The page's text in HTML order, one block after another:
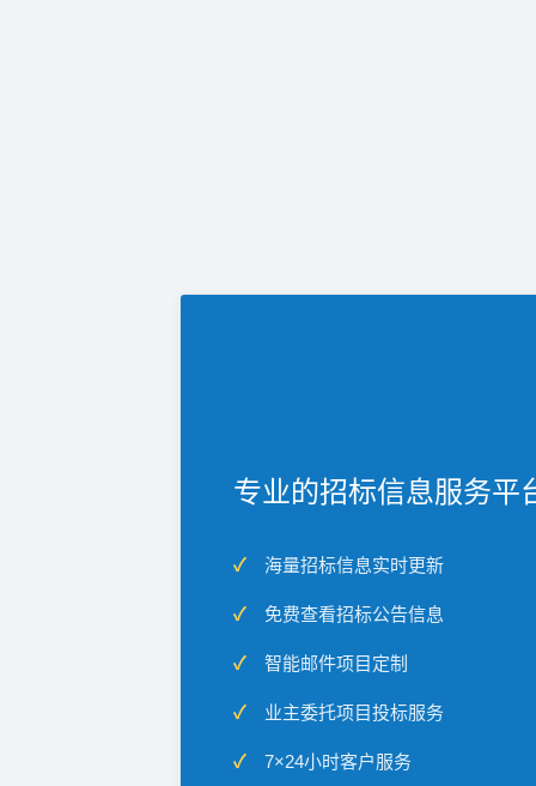
专业的招标信息服务平
海量招标信息实时更新
免费查看招标公告信息
智能邮件项目定制
业主委托项目投标服务
7×24小时客户服务